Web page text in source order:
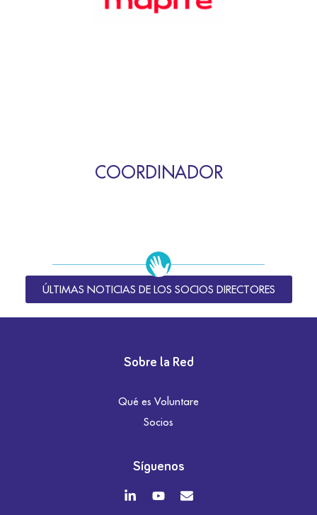
COORDINADOR
ÚLTIMAS NOTICIAS DE LOS SOCIOS DIRECTORES
Sobre la Red
Qué es Voluntare
Socios
Síguenos